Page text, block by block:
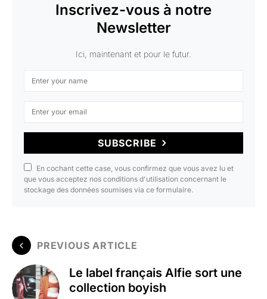
Inscrivez-vous à notre
Newsletter
Ici, maintenant et pour le futur.
SUBSCRIBE
En cochant cette case, vous confirmez que vous avez lu et
que vous acceptez nos conditions d'utilisation concernant le
stockage des données soumises via ce formulaire.
PREVIOUS ARTICLE
Le label français Alfie sort une
collection boyish